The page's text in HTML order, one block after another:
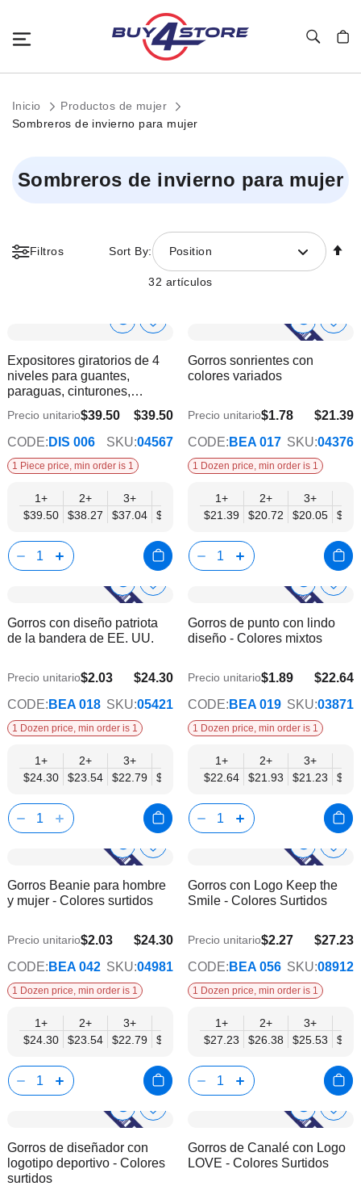
Inicio
Productos de mujer
Sombreros de invierno para mujer
Sombreros de invierno para mujer
32 artículos
Filtros Sort By: Position
Show
Info
Añadir
la
deseos
Expositores giratorios de 4
niveles para guantes,
paraguas, cinturones,
hebillas y accesorios - Mobil
Displays | Sin productos$39.50
$34.57
Precio unitario$39.50
CODE: DIS 006 SKU:04567
1 Piece price, min order is 1
1+
$39.50
2+
$38.27
3+
$37.04
$35.80
6+
$34.57
Show
Info
Gorros sonrientes con
colores variados
$21.39
$17.38
Precio unitario$1.78
CODE: BEA 017 SKU:04376
1 Dozen price, min order is 1
1+
$21.39
2+
$20.72
3+
$20.05
Show
Info
Añadir
la
lista
deseos
Gorros con diseño patriota
de la bandera de EE. UU.
$24.30
$19.75
Precio unitario$2.03
CODE: BEA 018 SKU:05421
1 Dozen price, min order is 1
1+
$24.30
2+
$23.54
3+
$22.79
$22.03
6+
$21.27
9+
$20.51
12+
$19.75
Show
Info la
Gorros de punto con lindo
diseño - Colores mixtos
$22.64
$18.39
Precio unitario$1.89
CODE: BEA 019 SKU:03871
1 Dozen price, min order is 1
1+
$22.64
2+
$21.93
3+
$21.23
Show
Info
Añadir
la
lista
deseos
Gorros Beanie para hombre
y mujer - Colores surtidos
$24.30
$19.75
Precio unitario$2.03
CODE: BEA 042 SKU:04981
1 Dozen price, min order is 1
1+
$24.30
2+
$23.54
3+
$22.79
$22.03
6+
$21.27
9+
$20.51
12+
$19.75
Show
Info la
Gorros con Logo Keep the
Smile - Colores Surtidos
$27.23
$22.13
Precio unitario$2.27
CODE: BEA 056 SKU:08912
1 Dozen price, min order is 1
1+
$27.23
2+
$26.38
3+
$25.53
Show
Info
Añadir
lista
Gorros de diseñador con
logotipo deportivo - Colores
surtidos
Show
Info la
Gorros de Canalé con Logo
LOVE - Colores Surtidos